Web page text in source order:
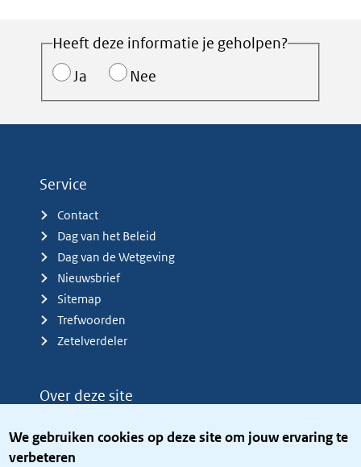
We gebruiken cookies op deze site om jouw ervaring te
verbeteren
Heeft deze informatie je geholpen?
Ja
Nee
Service
Contact
Dag van het Beleid
Dag van de Wetgeving
Nieuwsbrief
Sitemap
Trefwoorden
Zetelverdeler
Over deze site
Privacy